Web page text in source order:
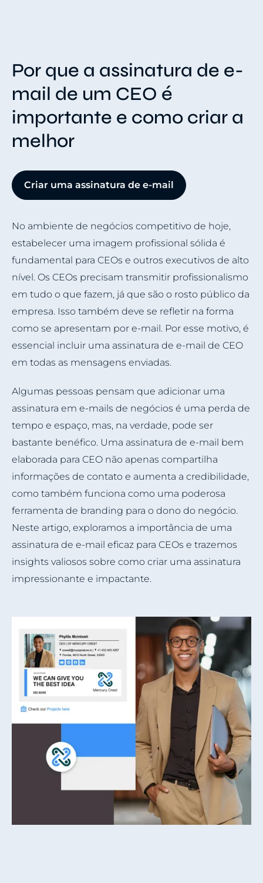
Por que a assinatura de e-
mail de um CEO é
importante e como criar a
melhor
Criar uma assinatura de e-mail
No ambiente de negócios competitivo de hoje,
estabelecer uma imagem profissional sólida é
fundamental para CEOs e outros executivos de alto
nível. Os CEOs precisam transmitir profissionalismo
em tudo o que fazem, já que são o rosto público da
empresa. Isso também deve se refletir na forma
como se apresentam por e-mail. Por esse motivo, é
essencial incluir uma assinatura de e-mail de CEO
em todas as mensagens enviadas.
Algumas pessoas pensam que adicionar uma
assinatura em e-mails de negócios é uma perda de
tempo e espaço, mas, na verdade, pode ser
bastante benéfico. Uma assinatura de e-mail bem
elaborada para CEO não apenas compartilha
informações de contato e aumenta a credibilidade,
como também funciona como uma poderosa
ferramenta de branding para o dono do negócio.
Neste artigo, exploramos a importância de uma
assinatura de e-mail eficaz para CEOs e trazemos
insights valiosos sobre como criar uma assinatura
impressionante e impactante.